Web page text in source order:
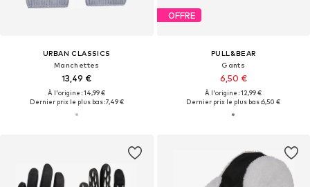
URBAN CLASSICS
Manchettes
13,49 €
À l'origine : 14,99 €
Dernier prix le plus bas :7,49 €
OFFRE
PULL&BEAR
Gants
6,50 €
À l'origine : 12,99 €
Dernier prix le plus bas :6,50 €